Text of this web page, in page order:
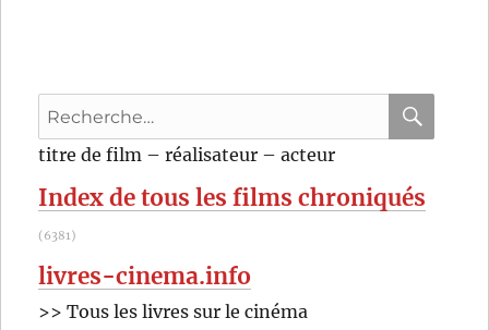
Recherche
pour
:
titre de film – réalisateur – acteur
Index de tous les films chroniqués
(6381)
livres-cinema.info
>> Tous les livres sur le cinéma